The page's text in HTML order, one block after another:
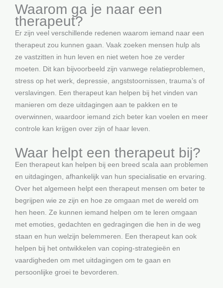
Waarom ga je naar een
therapeut?
Er zijn veel verschillende redenen waarom iemand naar een
therapeut zou kunnen gaan. Vaak zoeken mensen hulp als
ze vastzitten in hun leven en niet weten hoe ze verder
moeten. Dit kan bijvoorbeeld zijn vanwege relatieproblemen,
stress op het werk, depressie, angststoornissen, trauma’s of
verslavingen. Een therapeut kan helpen bij het vinden van
manieren om deze uitdagingen aan te pakken en te
overwinnen, waardoor iemand zich beter kan voelen en meer
controle kan krijgen over zijn of haar leven.
Waar helpt een therapeut bij?
Een therapeut kan helpen bij een breed scala aan problemen
en uitdagingen, afhankelijk van hun specialisatie en ervaring.
Over het algemeen helpt een therapeut mensen om beter te
begrijpen wie ze zijn en hoe ze omgaan met de wereld om
hen heen. Ze kunnen iemand helpen om te leren omgaan
met emoties, gedachten en gedragingen die hen in de weg
staan en hun welzijn belemmeren. Een therapeut kan ook
helpen bij het ontwikkelen van coping-strategieën en
vaardigheden om met uitdagingen om te gaan en
persoonlijke groei te bevorderen.